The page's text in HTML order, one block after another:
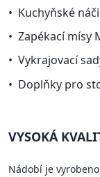
Kuchyňské
Zapékací mísy
Vykrajovací
Doplňky pro
VYSOKÁ
Nádobí je vyrobeno